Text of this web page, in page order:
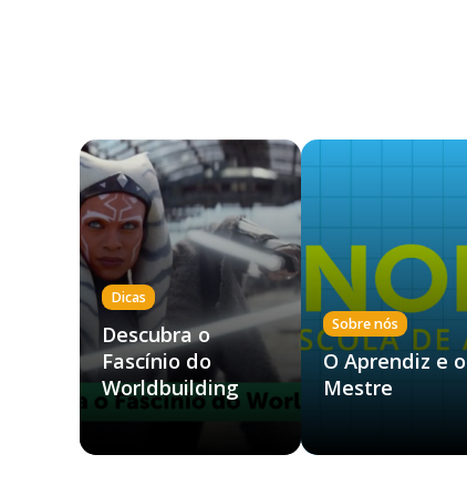
Dicas
Descubra o
Fascínio do
Worldbuilding
Sobre nós
O Aprendiz e o
Mestre